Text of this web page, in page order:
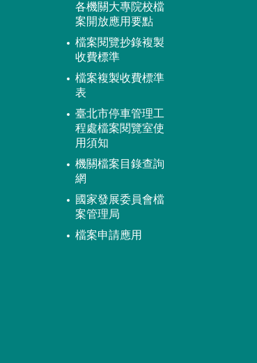
各機關大專院校檔
案開放應用要點
檔案閱覽抄錄複製
收費標準
檔案複製收費標準
表
臺北市停車管理工
程處檔案閱覽室使
用須知
機關檔案目錄查詢
網
國家發展委員會檔
案管理局
檔案申請應用